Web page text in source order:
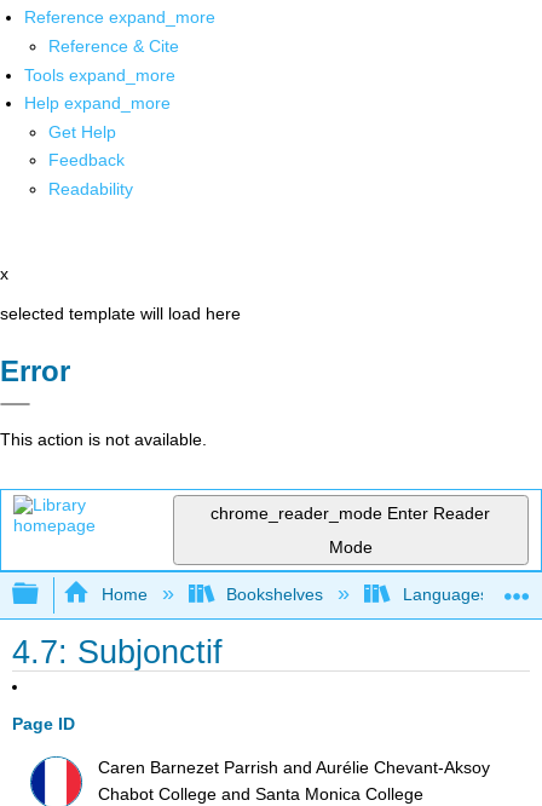
Reference expand_more
Reference & Cite
Tools expand_more
Help expand_more
Get Help
Feedback
Readability
x
selected template will load here
Error
This action is not available.
chrome_reader_mode Enter Reader
Mode
Expand/collapse global hierarchy
Home Bookshelves Languages
4.7: Subjonctif
Page ID
Caren Barnezet Parrish and Aurélie Chevant-Aksoy
Chabot College and Santa Monica College